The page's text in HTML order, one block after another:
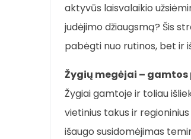
aktyvūs laisvalaikio
judėjimo džiaugsmą? Šis
pabėgti nuo rutinos, bet ir
Žygių megėjai –
Žygiai gamtoje ir toliau
vietinius takus ir
išaugo susidomėjimas